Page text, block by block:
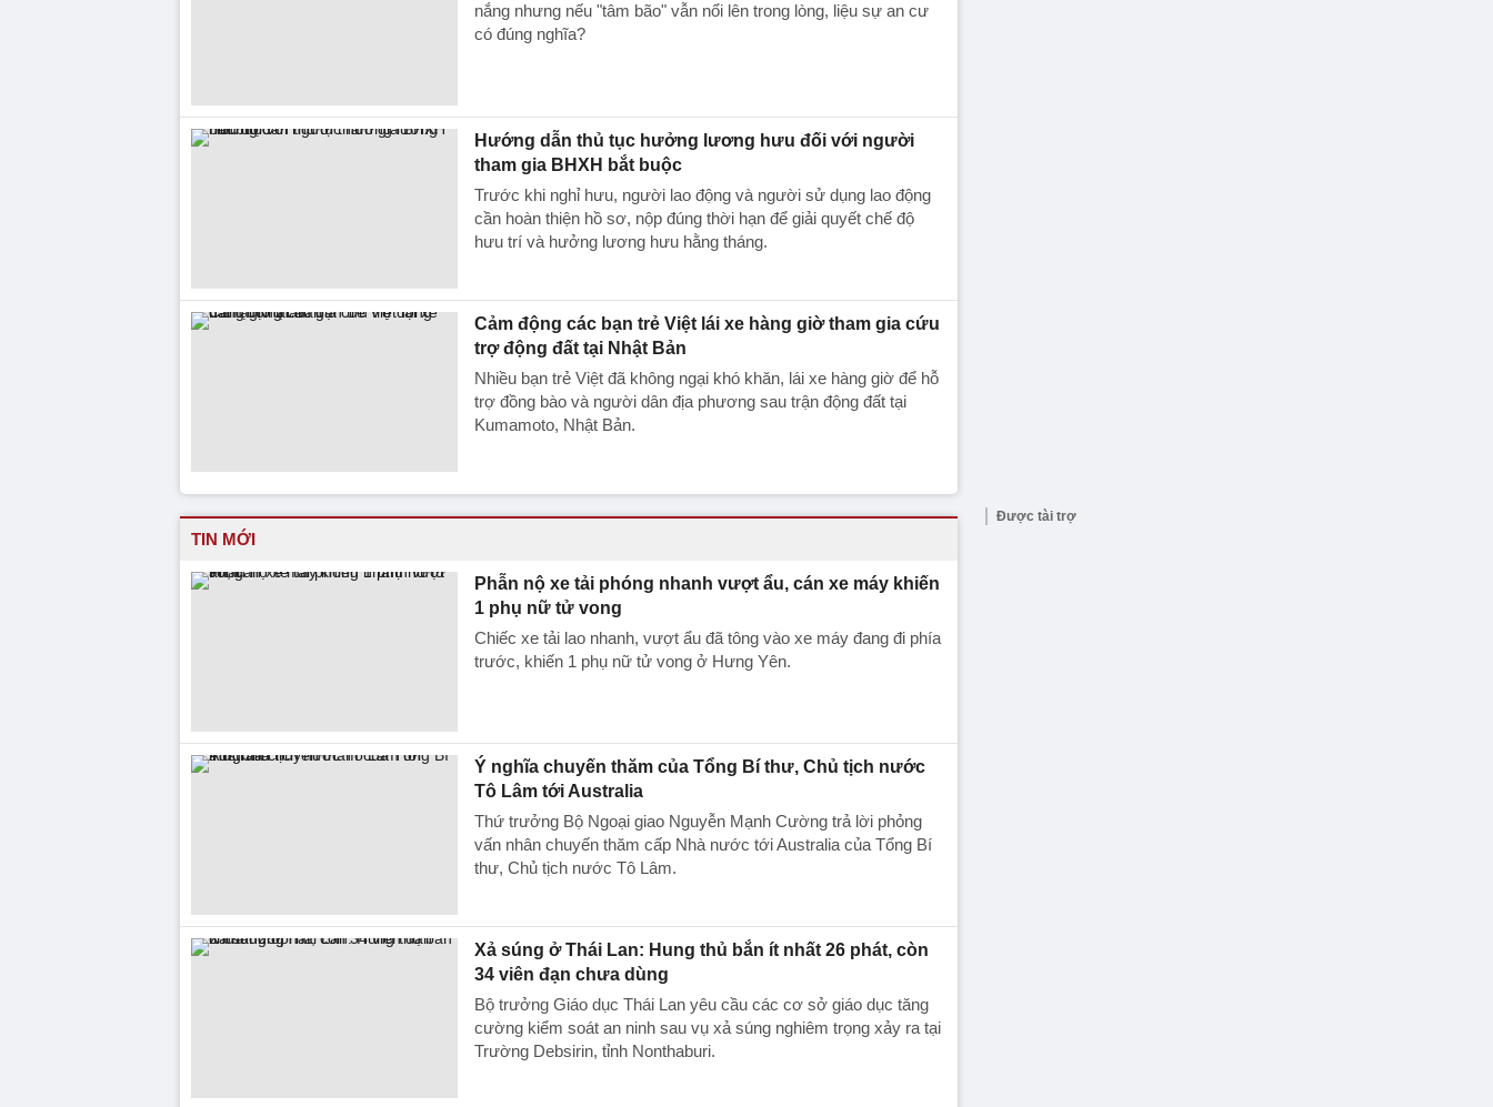
nắng nhưng nếu "tâm bão" vẫn nổi lên trong lòng, liệu sự an cư
có đúng nghĩa?
Hướng dẫn thủ tục hưởng lương hưu đối với người
tham gia BHXH bắt buộc
Trước khi nghỉ hưu, người lao động và người sử dụng lao động
cần hoàn thiện hồ sơ, nộp đúng thời hạn để giải quyết chế độ
hưu trí và hưởng lương hưu hằng tháng.
Cảm động các bạn trẻ Việt lái xe hàng giờ tham gia cứu
trợ động đất tại Nhật Bản
Nhiều bạn trẻ Việt đã không ngại khó khăn, lái xe hàng giờ để hỗ
trợ đồng bào và người dân địa phương sau trận động đất tại
Kumamoto, Nhật Bản.
TIN MỚI
Phẫn nộ xe tải phóng nhanh vượt ẩu, cán xe máy khiến
1 phụ nữ tử vong
Chiếc xe tải lao nhanh, vượt ẩu đã tông vào xe máy đang đi phía
trước, khiến 1 phụ nữ tử vong ở Hưng Yên.
Ý nghĩa chuyến thăm của Tổng Bí thư, Chủ tịch nước
Tô Lâm tới Australia
Thứ trưởng Bộ Ngoại giao Nguyễn Mạnh Cường trả lời phỏng
vấn nhân chuyến thăm cấp Nhà nước tới Australia của Tổng Bí
thư, Chủ tịch nước Tô Lâm.
Xả súng ở Thái Lan: Hung thủ bắn ít nhất 26 phát, còn
34 viên đạn chưa dùng
Bộ trưởng Giáo dục Thái Lan yêu cầu các cơ sở giáo dục tăng
cường kiểm soát an ninh sau vụ xả súng nghiêm trọng xảy ra tại
Trường Debsirin, tỉnh Nonthaburi.
Được tài trợ